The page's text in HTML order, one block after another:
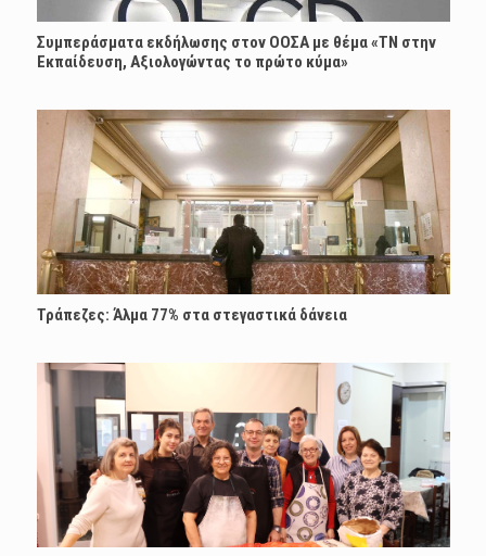
Συμπεράσματα εκδήλωσης στον ΟΟΣΑ με θέμα «ΤΝ στην
Εκπαίδευση, Αξιολογώντας το πρώτο κύμα»
Τράπεζες: Άλμα 77% στα στεγαστικά δάνεια